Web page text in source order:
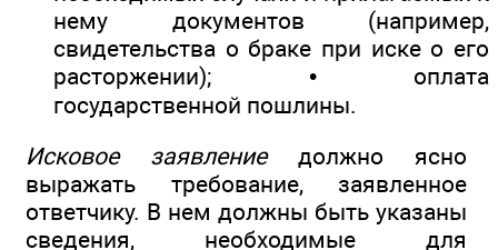
нему документов (например,
свидетельства о браке при иске о его
расторжении); • оплата
государственной пошлины.
Исковое заявлениедолжно ясно
выражать требование, заявленное
ответчику. В нем должны быть указаны
сведения, необходимые для